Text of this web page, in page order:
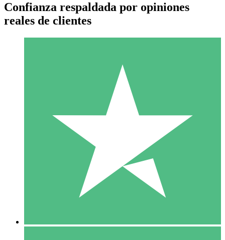
Paquetes de Créditos Individuales
Paga según el uso con créditos de descarga. Sin compromiso
10 00
Confianza respaldada por opiniones
reales de clientes